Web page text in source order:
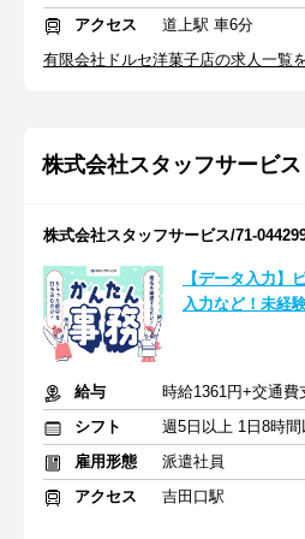
アクセス
道上駅 車6分
有限会社ドルセ洋菓子店の求人一覧
株式会社スタッフサービス
株式会社スタッフサービス/71-
【データ入力】
入力など！未経
給与
時給1361円+交通費
シフト
週5日以上 1日8時間
雇用形態
派遣社員
アクセス
吉田口駅